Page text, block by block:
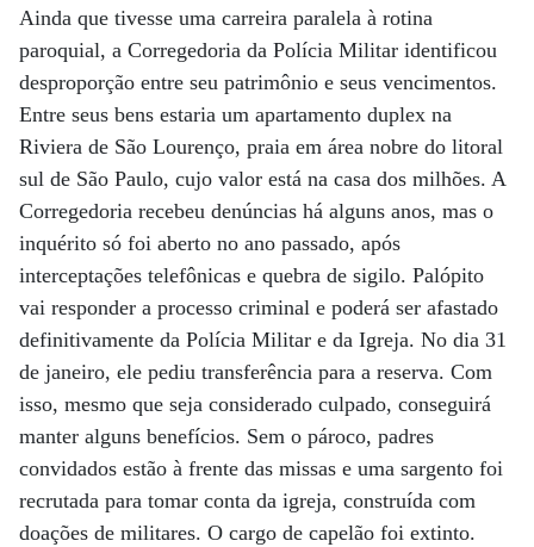
Ainda que tivesse uma carreira paralela à rotina
paroquial, a Corregedoria da Polícia Militar identificou
desproporção entre seu patrimônio e seus vencimentos.
Entre seus bens estaria um apartamento duplex na
Riviera de São Lourenço, praia em área nobre do litoral
sul de São Paulo, cujo valor está na casa dos milhões. A
Corregedoria recebeu denúncias há alguns anos, mas o
inquérito só foi aberto no ano passado, após
interceptações telefônicas e quebra de sigilo. Palópito
vai responder a processo criminal e poderá ser afastado
definitivamente da Polícia Militar e da Igreja. No dia 31
de janeiro, ele pediu transferência para a reserva. Com
isso, mesmo que seja considerado culpado, conseguirá
manter alguns benefícios. Sem o pároco, padres
convidados estão à frente das missas e uma sargento foi
recrutada para tomar conta da igreja, construída com
doações de militares. O cargo de capelão foi extinto.